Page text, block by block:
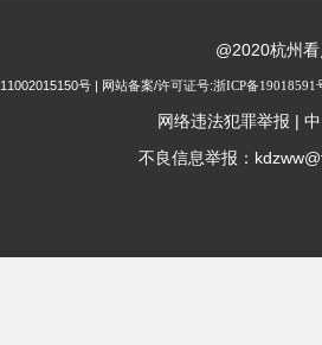
@2020杭州
号 | 网站备案/许可证号:浙ICP备19018591
网络违法犯罪举报 |
不良信息举报：